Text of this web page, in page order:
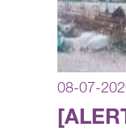
08-07-